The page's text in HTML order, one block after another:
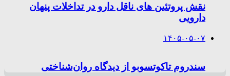
نقش پروتئین های ناقل دارو در تداخلات پنهان
دارویی
۱۴۰۵-۰۵-۰۷
سندروم تاکوتسوبو از دیدگاه روان‌شناختی